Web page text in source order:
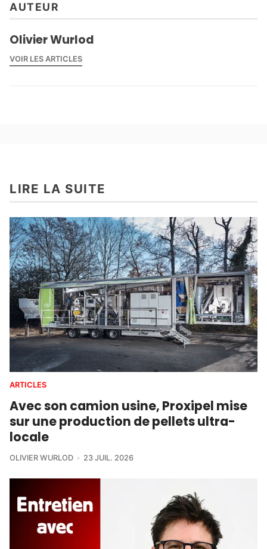
AUTEUR
Olivier Wurlod
VOIR LES ARTICLES
LIRE LA SUITE
ARTICLES
Avec son camion usine, Proxipel mise
sur une production de pellets ultra-
locale
OLIVIER WURLOD 23 JUIL. 2026